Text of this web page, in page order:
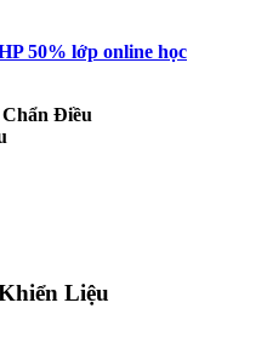
50% lớp online học
Điều
Liệu